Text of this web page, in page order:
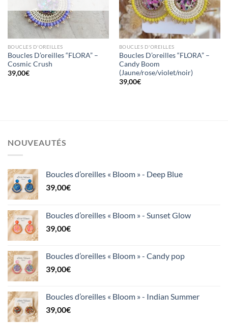
BOUCLES D'OREILLES
Boucles D’oreilles “FLORA” –
Cosmic Crush
39,00€
BOUCLES D'OREILLES
Boucles D’oreilles “FLORA” –
Candy Boom
(Jaune/rose/violet/noir)
39,00€
NOUVEAUTÉS
Boucles d’oreilles « Bloom » - Deep Blue
39,00€
Boucles d’oreilles « Bloom » - Sunset Glow
39,00€
Boucles d’oreilles « Bloom » - Candy pop
39,00€
Boucles d’oreilles « Bloom » - Indian Summer
39,00€